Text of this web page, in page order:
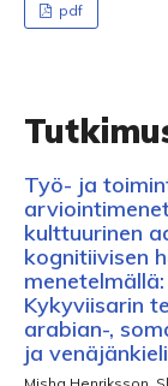
pdf
Työ- ja
kulttuurinen
kognitiivisen
Kykyviisarin
arabian-,
ja